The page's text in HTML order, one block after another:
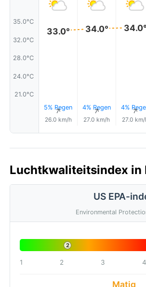
35.0°C
32.0°C
28.0°C
24.0°C
21.0°C
33.0°
5% Regen
↑
26.0 km/h
34.0°
4% Regen
↑
27.0 km/h
34.0°
4% ↑
27.0 km/
Luchtkwaliteitsindex
US EPA-
Environmental
2
1 2 3 4
Matig